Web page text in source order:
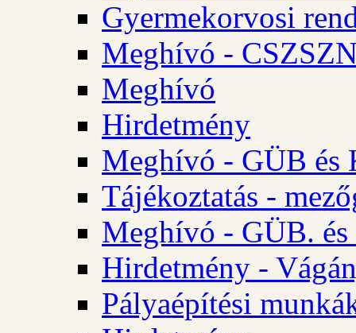
Gyermekorvosi
Meghívó -
Meghívó
Hirdetmény
Meghívó - GÜB és
Tájékoztatás -
Meghívó - GÜB.
Hirdetmény -
Pályaépítési